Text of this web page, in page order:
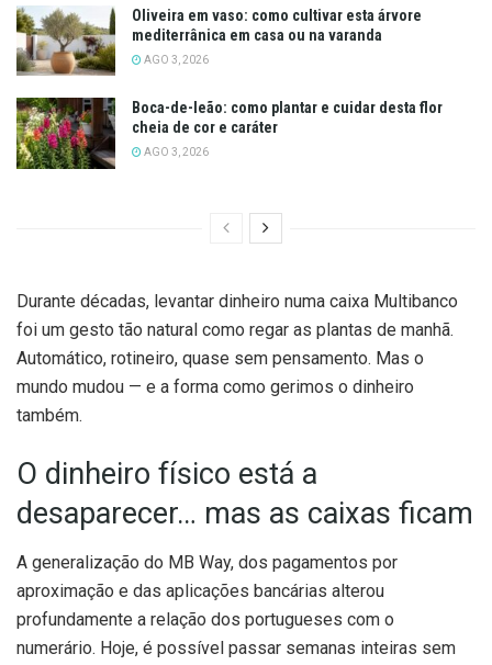
Oliveira em vaso: como cultivar esta árvore
mediterrânica em casa ou na varanda
AGO 3, 2026
Boca-de-leão: como plantar e cuidar desta flor
cheia de cor e caráter
AGO 3, 2026
Durante décadas, levantar dinheiro numa caixa Multibanco
foi um gesto tão natural como regar as plantas de manhã.
Automático, rotineiro, quase sem pensamento. Mas o
mundo mudou — e a forma como gerimos o dinheiro
também.
O dinheiro físico está a
desaparecer… mas as caixas ficam
A generalização do MB Way, dos pagamentos por
aproximação e das aplicações bancárias alterou
profundamente a relação dos portugueses com o
numerário. Hoje, é possível passar semanas inteiras sem